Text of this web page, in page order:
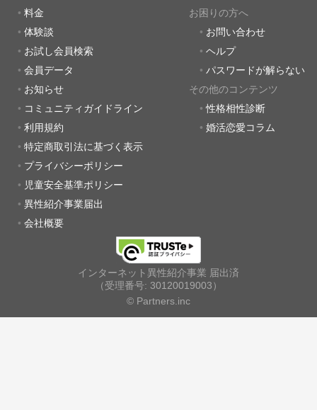
料金
体験談
お試し会員検索
会員データ
お知らせ
コミュニティガイドライン
利用規約
特定商取引法に基づく表示
プライバシーポリシー
児童安全基準ポリシー
異性紹介事業届出
会社概要
お困りの方へ
お問い合わせ
ヘルプ
パスワードが解らない
その他のコンテンツ
性格相性診断
婚活恋愛コラム
インターネット異性紹介事業 届出済
（受理番号: 30120019003）
© Partners.inc